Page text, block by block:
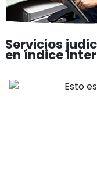
Servicios
en índice